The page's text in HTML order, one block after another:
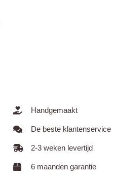
Handgemaakt
De beste klantenservice
2-3 weken levertijd
6 maanden garantie